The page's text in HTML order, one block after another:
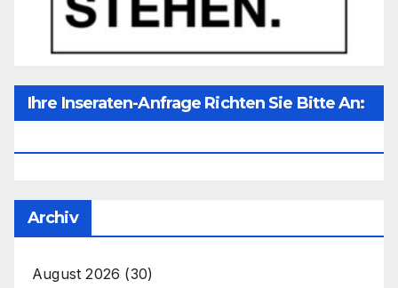
Ihre Inseraten-Anfrage Richten Sie Bitte An:
Archiv
August 2026 (30)